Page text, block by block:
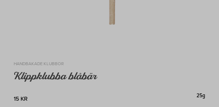
HANDBAKADE KLUBBOR
Klippklubba blåbär
15 KR 25g